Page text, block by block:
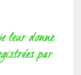
leur donne
par